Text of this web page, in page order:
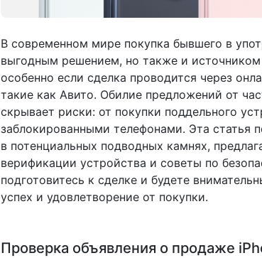
В современном мире покупка бывшего в
выгодным решением, но также и
особенно если сделка проводится через
такие как Авито. Обилие предложений от
скрывает риски: от покупки поддельного
заблокированными телефонами. Эта статья
в потенциальных подводных камнях,
верификации устройства и советы по
подготовитесь к сделке и будете
успех и удовлетворение от покупки.
Проверка объявления о продаже